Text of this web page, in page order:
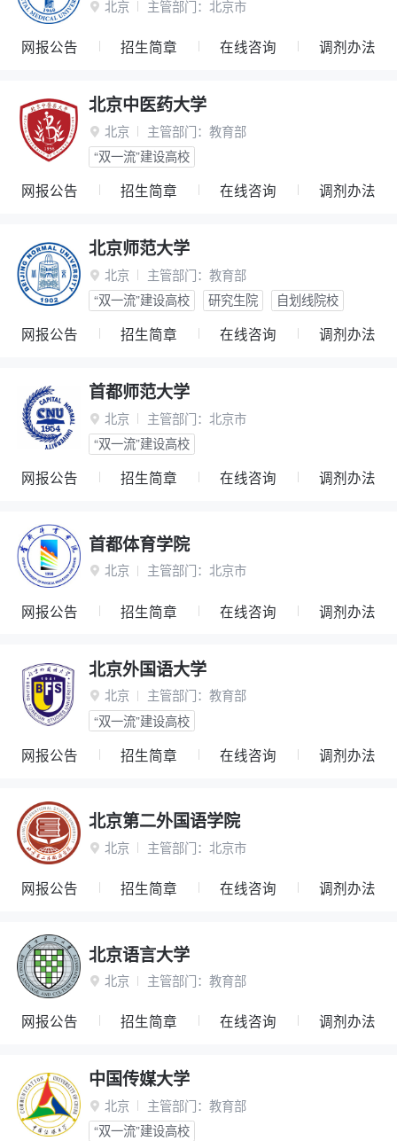
 北京 主管部门： 北京市
网报公告 招生简章 在线咨询 调剂办法
北京中医药大学
 北京 主管部门： 教育部
“双一流”建设高校
网报公告 招生简章 在线咨询 调剂办法
北京师范大学
 北京 主管部门： 教育部
“双一流”建设高校
研究生院 自划线院校
网报公告 招生简章 在线咨询 调剂办法
首都师范大学
 北京 主管部门： 北京市
“双一流”建设高校
网报公告 招生简章 在线咨询 调剂办法
首都体育学院
 北京 主管部门： 北京市
网报公告 招生简章 在线咨询 调剂办法
北京外国语大学
 北京 主管部门： 教育部
“双一流”建设高校
网报公告 招生简章 在线咨询 调剂办法
北京第二外国语学院
 北京 主管部门： 北京市
网报公告 招生简章 在线咨询 调剂办法
北京语言大学
 北京 主管部门： 教育部
网报公告 招生简章 在线咨询 调剂办法
中国传媒大学
 北京 主管部门： 教育部
“双一流”建设高校